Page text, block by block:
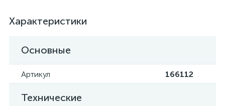
Характеристики
Основные
Артикул 166112
Технические